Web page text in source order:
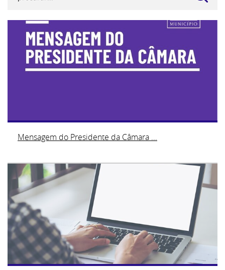
Mensagem do Presidente da Câmara ...